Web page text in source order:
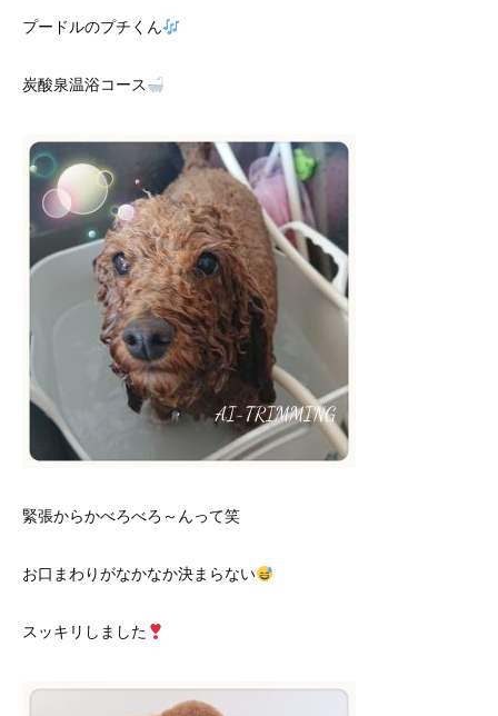
プードルのプチくん
炭酸泉温浴コース
緊張からかべろべろ～んって笑
お口まわりがなかなか決まらない
スッキリしました